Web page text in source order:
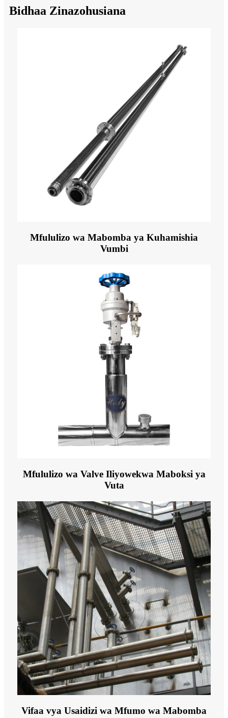
Bidhaa Zinazohusiana
Mfululizo wa Mabomba ya Kuhamishia
Vumbi
Mfululizo wa Valve Iliyowekwa Maboksi ya
Vuta
Vifaa vya Usaidizi wa Mfumo wa Mabomba